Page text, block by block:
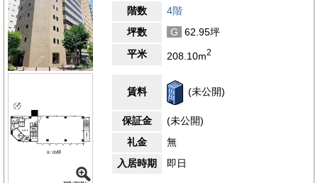
耐震性
エントランス
階数
4階
坪数
G
62.95坪
平米
208.10m2
賃料 (未公開)
保証金
(未公開)
礼金
無
入居時期
即日